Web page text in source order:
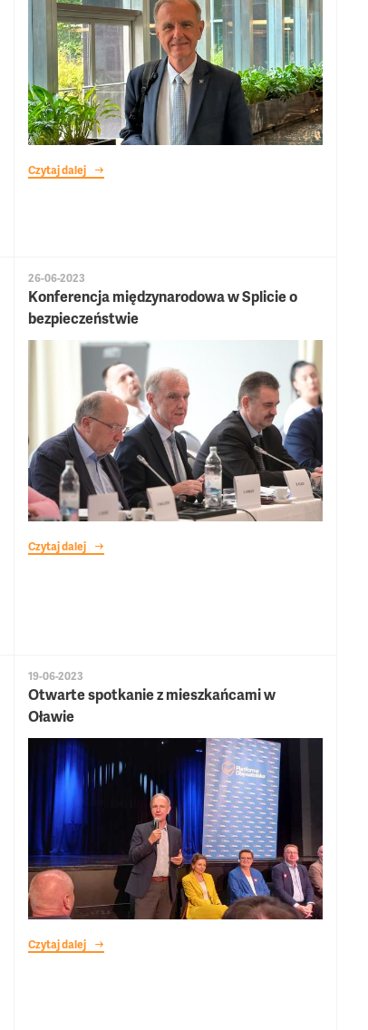
Czytaj dalej
26-06-2023
Konferencja międzynarodowa w Splicie o
bezpieczeństwie
Czytaj dalej
19-06-2023
Otwarte spotkanie z mieszkańcami w
Oławie
Czytaj dalej